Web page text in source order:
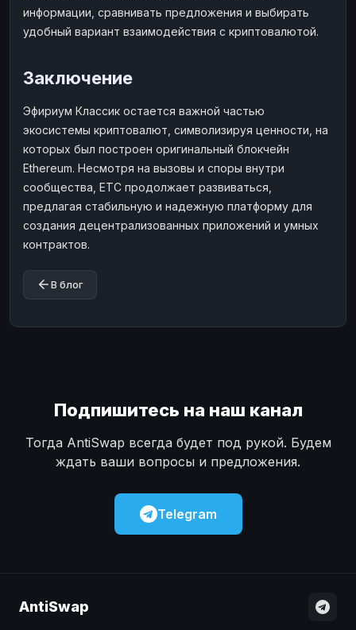
информации, сравнивать предложения и выбирать
удобный вариант взаимодействия с криптовалютой.
Заключение
Эфириум Классик остается важной частью
экосистемы криптовалют, символизируя ценности, на
которых был построен оригинальный блокчейн
Ethereum. Несмотря на вызовы и споры внутри
сообщества, ETC продолжает развиваться,
предлагая стабильную и надежную платформу для
создания децентрализованных приложений и умных
контрактов.
В блог
Подпишитесь на наш канал
Тогда AntiSwap всегда будет под рукой. Будем
ждать ваши вопросы и предложения.
Telegram
AntiSwap